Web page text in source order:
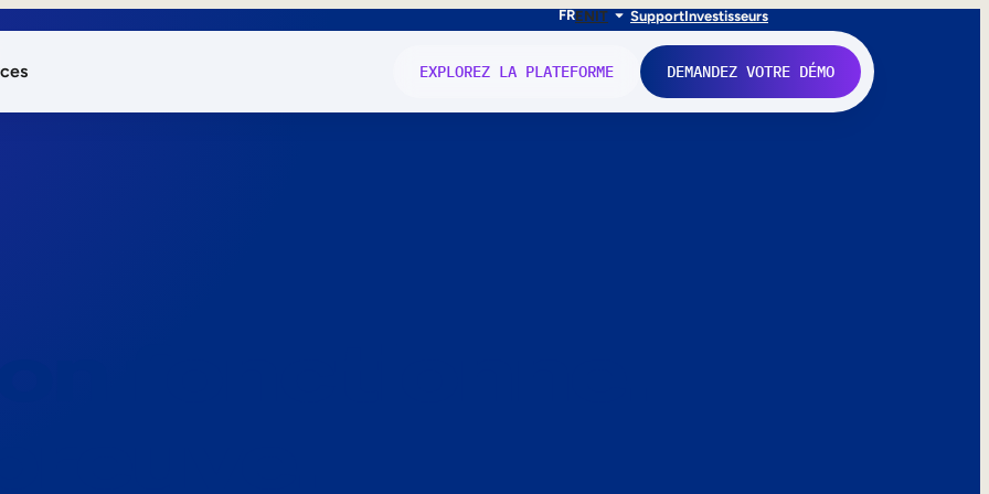
FRENIT SupportInvestisseurs
EXPLOREZ LA PLATEFORME DEMANDEZ VOTRE DÉMO